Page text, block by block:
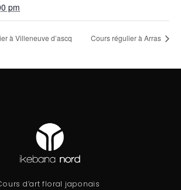
pm
à Villeneuve d’ascq Cours régulier à Arras
d’art floral japonais